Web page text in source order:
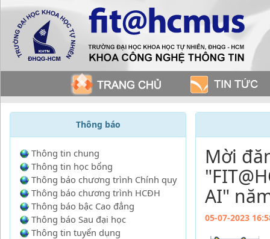
Thông báo
Thông tin chung
Thông tin học bổng
Thông báo chương trình Chính quy
Thông báo chương trình HCĐH
Thông báo bậc Cao đẳng
Thông báo Sau đại học
Thông tin tuyển dụng
Mời
AI"
05-07-2023